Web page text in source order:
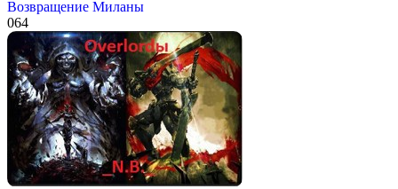
Возвращение Миланы
064